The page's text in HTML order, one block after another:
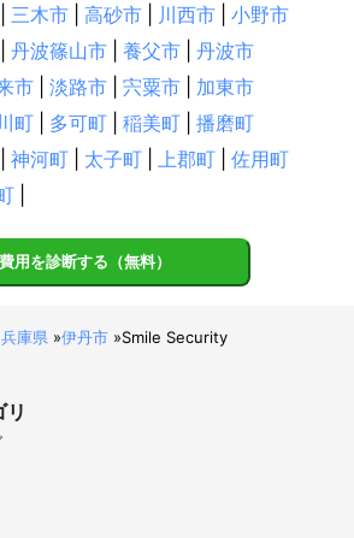
三木市 高砂市 川西市
小野市
丹波篠山市 養父市
丹波市
市 淡路市 宍粟市
加東市
町 多可町 稲美町
播磨町
神河町 太子町 上郡町
佐用町
費用を診断する（無料）
兵庫県 »伊丹市 »Smile Security
リ